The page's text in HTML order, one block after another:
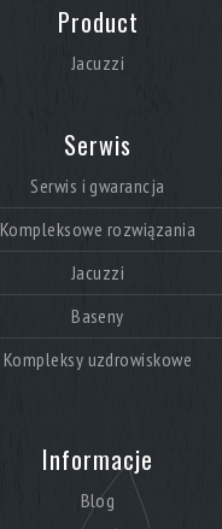
Product
Jacuzzi
Serwis
Serwis i gwarancja
Kompleksowe rozwiązania
Jacuzzi
Baseny
Kompleksy uzdrowiskowe
Informacje
Blog